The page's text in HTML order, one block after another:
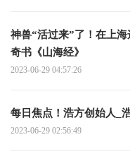
神兽“活过来”了！在上
奇书《山海经》
2023-06-29 04:57:26
每日焦点！浩方创始人_
2023-06-29 02:56:49